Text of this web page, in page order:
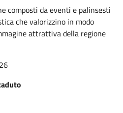
composti da eventi e palinsesti
che valorizzino in modo
attrattiva della regione